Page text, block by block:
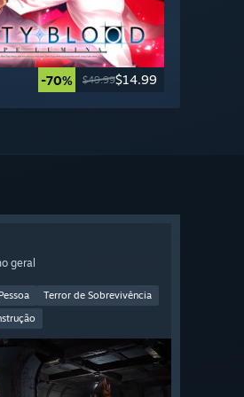
-70% $49.99$14.99
geral
Terror de Sobrevivência